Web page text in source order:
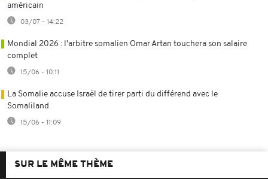
américain
03/07 - 14:22
Mondial 2026 : l'arbitre somalien Omar Artan touchera son salaire
complet
15/06 - 10:11
La Somalie accuse Israël de tirer parti du différend avec le
Somaliland
15/06 - 11:09
SUR LE MÊME THÈME